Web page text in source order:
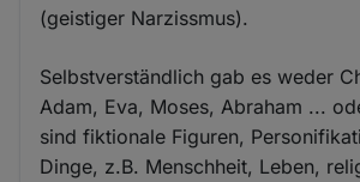
(geistiger Narzissmus).
Selbstverständlich gab es weder
Adam, Eva, Moses, Abraham ...
sind fiktionale Figuren,
Dinge, z.B. Menschheit, Leben,